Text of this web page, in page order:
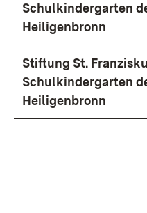
Schulkindergarten
Heiligenbronn
Stiftung St.
Schulkindergarten
Heiligenbronn